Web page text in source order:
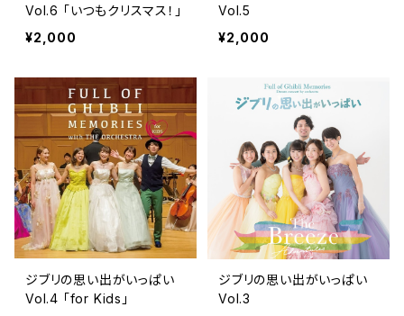
Vol.6 「いつもクリスマス！」
¥2,000
Vol.5
¥2,000
ジブリの思い出がいっぱい
Vol.4 「for Kids」
ジブリの思い出がいっぱい
Vol.3